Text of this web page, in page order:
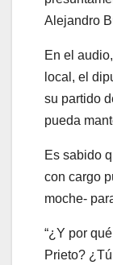
Alejandro
En el
local, el
su partido
pueda
Es sabido
con cargo
moche-
“¿Y por
Prieto?